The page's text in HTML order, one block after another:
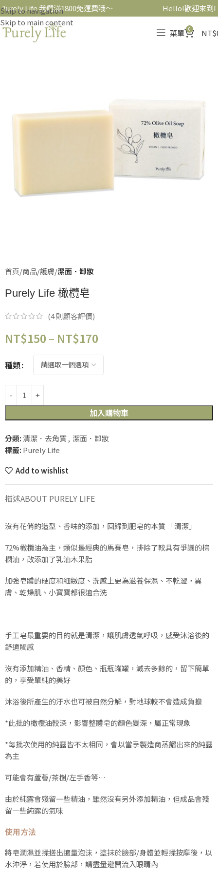
Skip to navigation
Skip to main content
Life 我們滿1800免運費哦～ Hello!歡迎來到
菜單 0 NT$
首頁 商品 護膚 潔面．卸妝
Purely Life 橄欖皂
(4則顧客評價)
NT$150 – NT$170
種類
加入購物車
分類:清潔．去角質, 潔面．卸妝
標籤: Purely Life
Add to wishlist
描述ABOUT PURELY LIFE
沒有花俏的造型、香味的添加，回歸到肥皂的本質 「清潔」
72%橄欖油為主，類似最經典的馬賽皂，排除了較具有爭議的棕
櫚油，改添加了乳油木果脂
加強皂體的硬度和細緻度、洗感上更為滋養保濕、不乾澀，異
膚、乾燥肌、小寶寶都很適合洗
手工皂最重要的目的就是清潔，讓肌膚透氣呼吸，感受沐浴後的
舒適觸感
沒有添加精油、香精、顏色、瓶瓶罐罐，減去多餘的，留下簡單
的，享受單純的美好
沐浴後所產生的汙水也可被自然分解，對地球較不會造成負擔
*此批的橄欖油較深，影響整體皂的顏色變深，屬正常現象
*每批次使用的純露皆不太相同，會以當季製造商蒸餾出來的純露
為主
可能會有蘆薈/茶樹/左手香等…
由於純露會殘留一些精油，雖然沒有另外添加精油，但成品會殘
留一些純露的氣味
使用方法
將皂潤濕並揉搓出適量泡沫，塗抹於臉部/身體並輕揉按摩後，以
水沖淨，若使用於臉部，請盡量避開流入眼睛內